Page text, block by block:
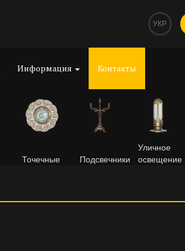
УКР
Информация Контакты
Точечные Подсвечники
Уличное
освещение